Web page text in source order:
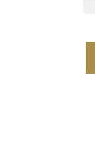
いただいた個
(3) 当社は、
び当社が支払